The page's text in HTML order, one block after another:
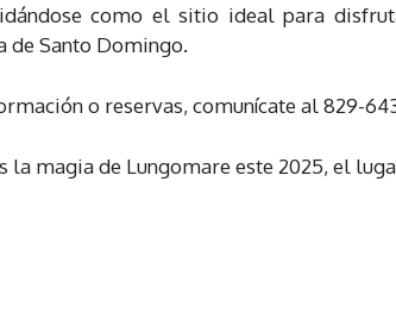
como el sitio ideal para
de Santo Domingo.
o reservas, comunícate al 829-
la magia de Lungomare este 2025, el